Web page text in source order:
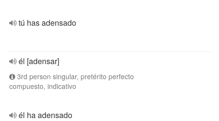
tú has adensado
él [adensar]
3rd person singular, pretérito perfecto
compuesto, indicativo
él ha adensado